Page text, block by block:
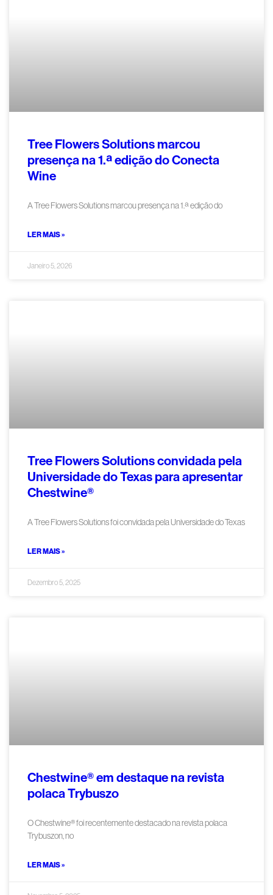
Tree Flowers Solutions marcou
presença na 1.ª edição do Conecta
Wine
A Tree Flowers Solutions marcou presença na 1.ª edição do
LER MAIS »
Janeiro 5, 2026
Tree Flowers Solutions convidada pela
Universidade do Texas para apresentar
Chestwine®
A Tree Flowers Solutions foi convidada pela Universidade do Texas
LER MAIS »
Dezembro 5, 2025
Chestwine® em destaque na revista
polaca Trybuszo
O Chestwine® foi recentemente destacado na revista polaca
Trybuszon, no
LER MAIS »